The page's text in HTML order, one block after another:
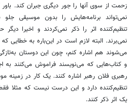
زحمت از سوی آنها را جور دیگری جبران کند.
نمی‌تواند برنامه‌هایش را بدون موسیقی
تنظیم‌کننده اثر را ذکر نمی‌کردند و اخیرا
نمی‌برند. البته لازم است در این‌باره به خطایی
می‌شوند هم اشاره کنم، چون این دوستان
و کتاب‌هایی که می‌نویسند فراموش می‌کنند به
رهبری فلان رهبر اشاره کنند. یک کار در زمینه
تنظیم‌کننده دارد و این درست نیست که مثلا
یک اثر ذکر کنند.